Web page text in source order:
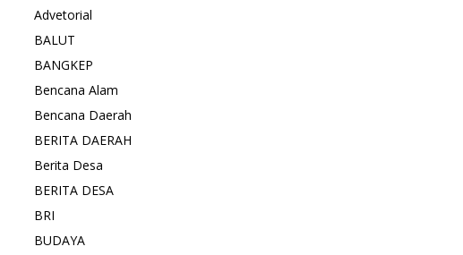
Advetorial
BALUT
BANGKEP
Bencana Alam
Bencana Daerah
BERITA DAERAH
Berita Desa
BERITA DESA
BRI
BUDAYA